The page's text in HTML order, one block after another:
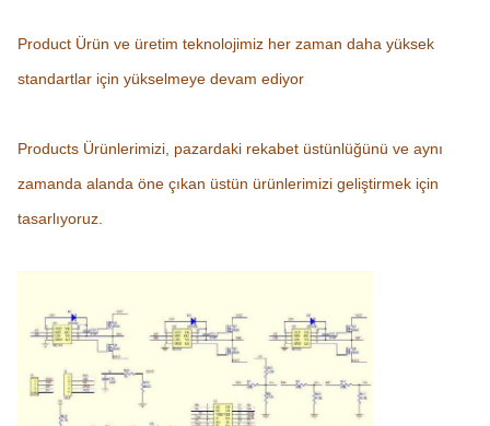
Product Ürün ve üretim teknolojimiz her zaman daha yüksek
standartlar için yükselmeye devam ediyor
Products Ürünlerimizi, pazardaki rekabet üstünlüğünü ve aynı
zamanda alanda öne çıkan üstün ürünlerimizi geliştirmek için
tasarlıyoruz.